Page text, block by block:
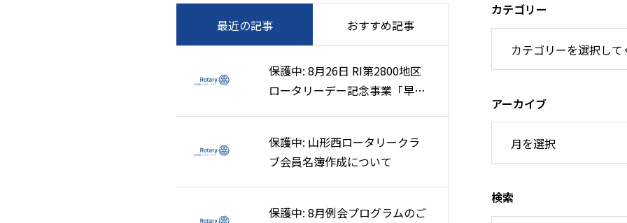
最近の記事 おすすめ記事
保護中: 8月26日 RI第2800地区
ロータリーデー記念事業「早朝
保護中: 山形西ロータリークラ
ブ会員名簿作成について
保護中: 8月例会プログラムのご
保護中: 8月26日 RI第2800地区
ロータリーデー記念事業「早朝
保護中: 山形西ロータリークラ
ブ会員名簿作成について
保護中: 8月例会プログラムのご
カテゴリー
アーカイブ
検索